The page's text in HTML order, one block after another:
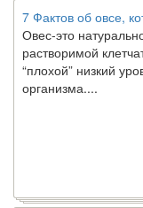
7 Фактов об овсе,
Овес-это
растворимой
“плохой” низкий
организма....